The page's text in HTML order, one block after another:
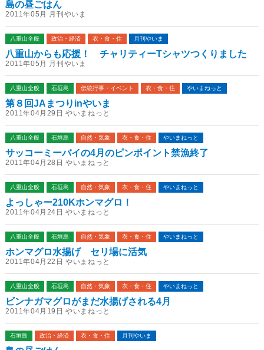
島の昼ごはん
2011年05月 月刊やいま
八重山全般 政治・経済 衣・食・住 月刊やいま
八重山からも応援！ チャリティーTシャツつくりました
2011年05月 月刊やいま
八重山全般 石垣島 伝統行事・イベント 衣・食・住 やいまねっと
第８回JAまつりinやいま
2011年04月29日 やいまねっと
八重山全般 石垣島 自然・気象 衣・食・住 やいまねっと
サッコーミーバイの4月のピンポイント禁漁終了
2011年04月28日 やいまねっと
八重山全般 石垣島 自然・気象 衣・食・住 やいまねっと
よっしゃー210Kホンマグロ！
2011年04月24日 やいまねっと
八重山全般 石垣島 自然・気象 衣・食・住 やいまねっと
ホンマグロ水揚げ セリ場に活気
2011年04月22日 やいまねっと
八重山全般 石垣島 自然・気象 衣・食・住 やいまねっと
ビンナガマグロがまだ水揚げされる4月
2011年04月19日 やいまねっと
石垣島 政治・経済 衣・食・住 月刊やいま